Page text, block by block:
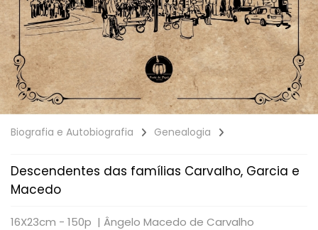
Biografia e Autobiografia Genealogia
Descendentes das famílias Carvalho, Garcia e
Macedo
16X23cm - 150p | Ângelo Macedo de Carvalho